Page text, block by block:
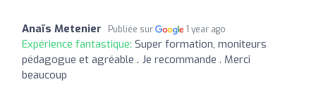
Anaïs Metenier Publiée sur 1 year ago
Expérience fantastique: Super formation, moniteurs
pédagogue et agréable . Je recommande . Merci
beaucoup